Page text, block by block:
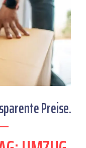
Preise.